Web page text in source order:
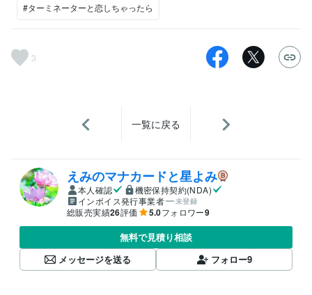
#ターミネーターと恋しちゃったら
3
一覧に戻る
えみのマナカードと星よみ
本人確認
機密保持契約(NDA)
インボイス発行事業者
未登録
総販売実績26評価 5.0フォロワー9
無料で見積り相談
メッセージを送る
フォロー9